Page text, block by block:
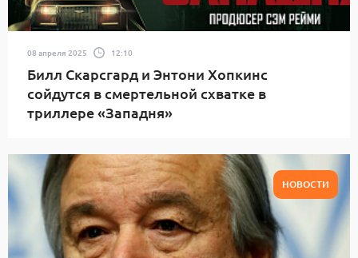
08 апреля 2025 12:10
Билл Скарсгард и Энтони Хопкинс
сойдутся в смертельной схватке в
триллере «Западня»
НОВОСТИ